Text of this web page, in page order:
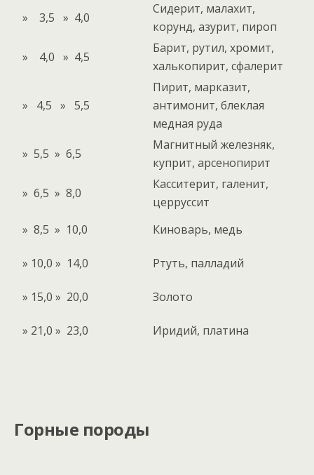
» 3,5 » 4,0
Сидерит, малахит,
корунд, азурит, пироп
» 4,0 » 4,5
Барит, рутил, хромит,
халькопирит, сфалерит
» 4,5 » 5,5
Пирит, марказит,
антимонит, блеклая
медная руда
» 5,5 » 6,5
Магнитный железняк,
куприт, арсенопирит
» 6,5 » 8,0
Касситерит, галенит,
церруссит
» 8,5 » 10,0
Киноварь, медь
» 10,0 » 14,0 Ртуть, палладий
» 15,0 » 20,0 Золото
» 21,0 » 23,0 Иридий, платина
Горные породы